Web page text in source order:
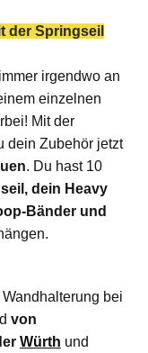
der Springseil
irgendwo an
einzelnen
Mit der
dein Zubehör jetzt
. Du hast 10
dein Heavy
Bänder und
bei
von
Würth und